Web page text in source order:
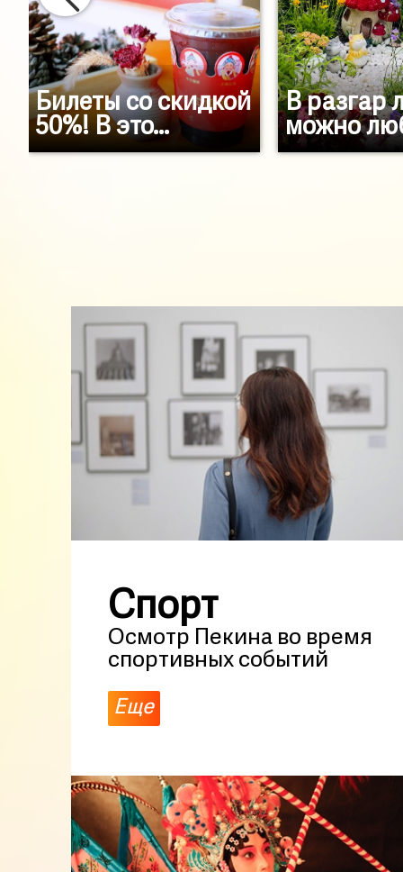
Билеты со скидкой
50%! В это...
В разгар
можно
Спорт
Осмотр Пекина во время
спортивных событий
Еще